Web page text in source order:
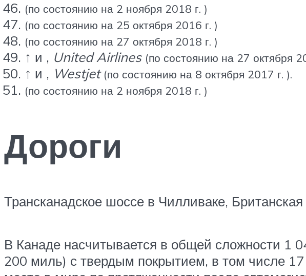
(по состоянию на 2 ноября 2018 г. )
(по состоянию на 25 октября 2016 г. )
(по состоянию на 27 октября 2018 г. )
↑ и , United Airlines (по состоянию на 27 октября
↑ и , Westjet (по состоянию на 8 октября 2017 г. ).
(по состоянию на 2 ноября 2018 г. )
Дороги
Трансканадское шоссе в Чилливаке,
В Канаде насчитывается в общей сложности 1
200 миль) с твердым покрытием, в том числе